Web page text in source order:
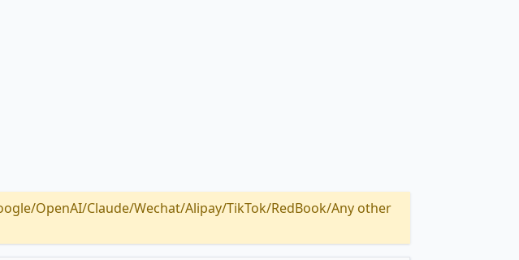
OpenAI/Claude/Wechat/Alipay/TikTok/RedBook/Any other